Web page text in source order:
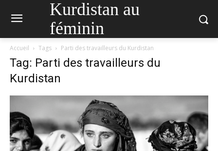
Kurdistan au
féminin
Accueil Tags Parti des travailleurs du Kurdistan
Tag: Parti des travailleurs du
Kurdistan